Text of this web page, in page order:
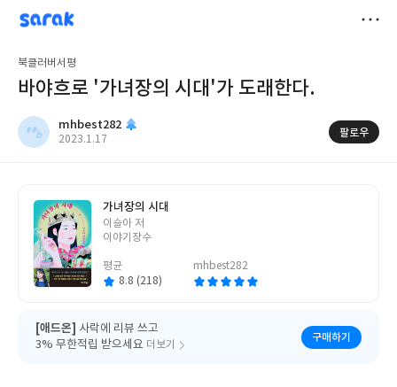
sarak
mhbest282
북클러버서평
바야흐로 '가녀장의 시대'가 도래한다.
mhbest282
작
2023.1.17
팔로우
가녀장의 시대
글
쓴
이슬아 저
이야기장수
평균
8.8 (218)
mhbest282
[애드온] 사락에 리뷰 쓰고
3% 무한적립 받으세요 더보기
구매하기